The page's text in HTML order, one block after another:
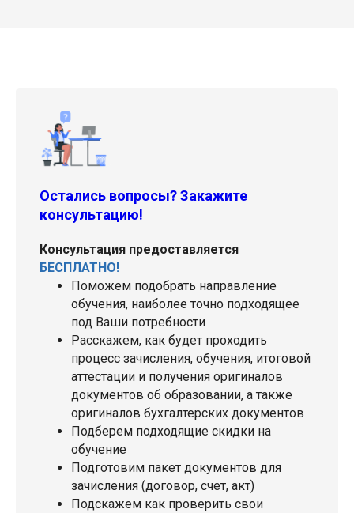
Остались вопросы? Закажите
консультацию!
Консультация предоставляется
БЕСПЛАТНО!
Поможем подобрать направление
обучения, наиболее точно подходящее
под Ваши потребности
Расскажем, как будет проходить
процесс зачисления, обучения, итоговой
аттестации и получения оригиналов
документов об образовании, а также
оригиналов бухгалтерских документов
Подберем подходящие скидки на
обучение
Подготовим пакет документов для
зачисления (договор, счет, акт)
Подскажем как проверить свои